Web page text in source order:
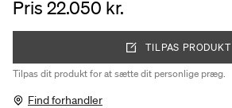
Pris 22.050 kr.
TILPAS PRODUKT
Tilpas dit produkt for at sætte dit personlige præg.
Find forhandler